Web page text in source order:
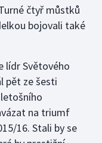
čtyř můstků
bojovali také
lídr Světového
pět ze šesti
na triumf
16. Stali by se